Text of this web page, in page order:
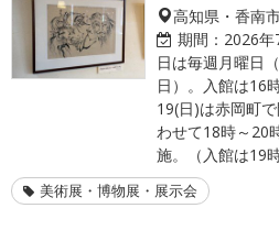
高知県・香南
期間： 2026
日は毎週月曜日
日）。入館は
19(日)は赤岡町
わせて18時～20
施。（入館は19
美術展・博物展・展示会